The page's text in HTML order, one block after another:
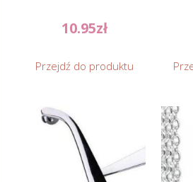
10.95zł
Przejdź do produktu